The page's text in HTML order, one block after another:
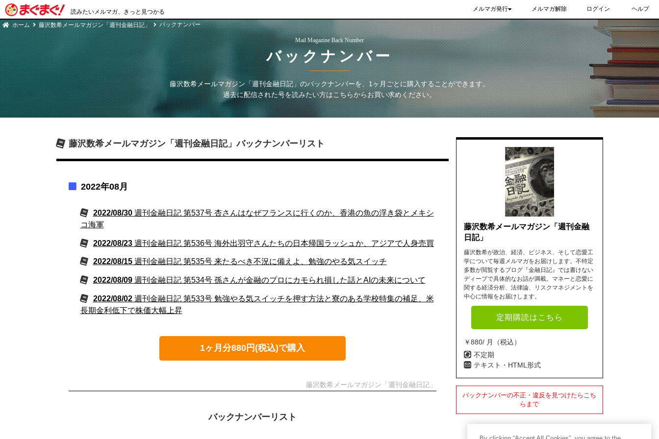
読みたいメルマガ、きっと見つかる メルマガ発行 メルマガ解除 ログイン ヘルプ
ホーム 藤沢数希メールマガジン「週刊金融日記」 バックナンバー
Mail Magazine Back Number
バックナンバー
藤沢数希メールマガジン「週刊金融日記」 のバックナンバーを、1ヶ月ごとに購入することができます。
過去に配信された号を読みたい方はこちらからお買い求めください。
藤沢数希メールマガジン「週刊金融日記」バックナンバーリスト
2022年08月
2022/08/30 週刊金融日記 第537号 杏さんはなぜフランスに行くのか、香港の魚の浮き袋とメキシ
コ海軍
2022/08/23 週刊金融日記 第536号 海外出羽守さんたちの日本帰国ラッシュか、アジアで人身売買
2022/08/15 週刊金融日記 第535号 来たるべき不況に備えよ、勉強のやる気スイッチ
2022/08/09 週刊金融日記 第534号 孫さんが金融のプロにカモられ損した話とAIの未来について
2022/08/02 週刊金融日記 第533号 勉強やる気スイッチを押す方法と寮のある学校特集の補足、米
長期金利低下で株価大幅上昇
1ヶ月分880円(税込)で購入
藤沢数希メールマガジン「週刊金融日記」
バックナンバーリスト
藤沢数希メールマガジン「週刊金融
日記」
藤沢数希が政治、経済、ビジネス、そして恋愛工
学について毎週メルマガをお届けします。不特定
多数が閲覧するブログ『金融日記』では書けない
ディープで具体的なお話が満載。マネーと恋愛に
関する経済分析、法律論、リスクマネジメントを
中心に情報をお届けします。
定期購読はこちら
￥880/ 月（税込）
不定期
テキスト・HTML形式
バックナンバーの不正・違反を見つけたらこち
らまで